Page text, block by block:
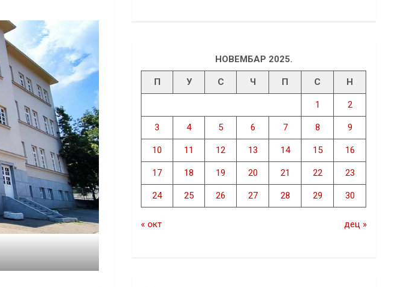
НОВЕМБАР 2025.
П У С Ч П С Н
1 2
3 4 5 6 7 8 9
10 11 12 13 14 15 16
17 18 19 20 21 22 23
24 25 26 27 28 29 30
« окт дец »